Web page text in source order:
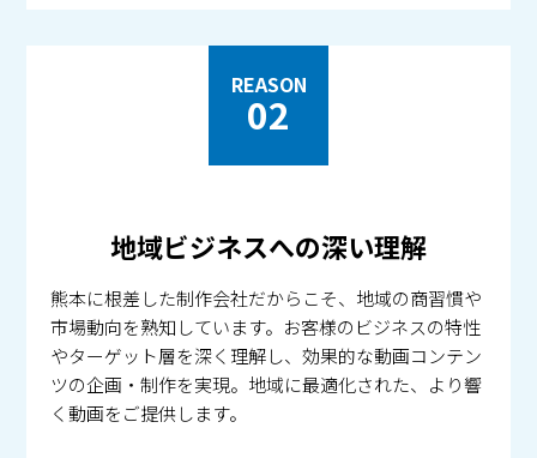
REASON
02
地域ビジネスへの深い理解
熊本に根差した制作会社だからこそ、地域の商習慣や
市場動向を熟知しています。お客様のビジネスの特性
やターゲット層を深く理解し、効果的な動画コンテン
ツの企画・制作を実現。地域に最適化された、より響
く動画をご提供します。